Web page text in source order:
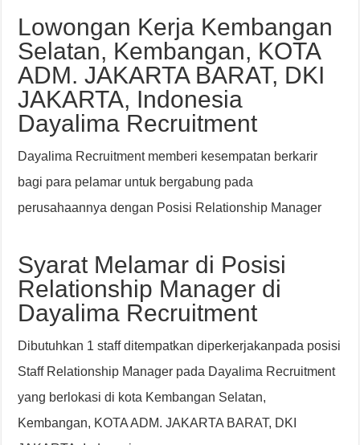
Lowongan Kerja Kembangan
Selatan, Kembangan, KOTA
ADM. JAKARTA BARAT, DKI
JAKARTA, Indonesia
Dayalima Recruitment
Dayalima Recruitment memberi kesempatan berkarir
bagi para pelamar untuk bergabung pada
perusahaannya dengan Posisi Relationship Manager
Syarat Melamar di Posisi
Relationship Manager di
Dayalima Recruitment
Dibutuhkan 1 staff ditempatkan diperkerjakanpada posisi
Staff Relationship Manager pada Dayalima Recruitment
yang berlokasi di kota Kembangan Selatan,
Kembangan, KOTA ADM. JAKARTA BARAT, DKI